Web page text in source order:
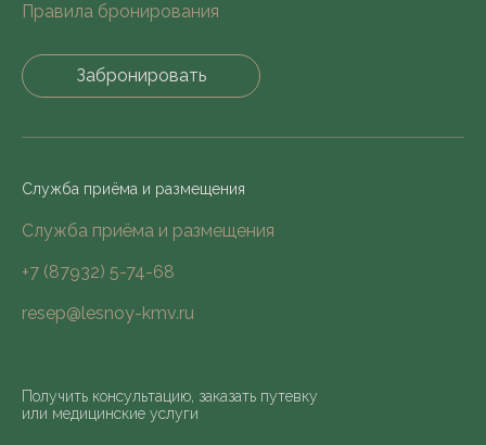
Правила бронирования
Получить консультацию, заказать путевку
или медицинские услуги
Cлужба приёма и размещения
+7 (87932) 5-74-68
resep@lesnoy-kmv.ru
Служба приёма и размещения
Забронировать